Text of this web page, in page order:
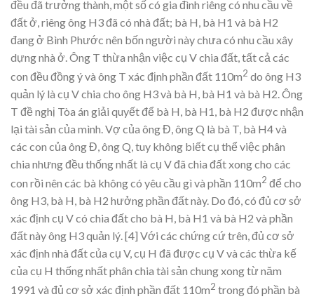
đều đã trưởng thành, một số có gia đình riêng có nhu cầu về
đất ở, riêng ông H3 đã có nhà đất; bà H, bà H1 và bà H2
đang ở Bình Phước nên bốn người này chưa có nhu cầu xây
dựng nhà ở. Ông T thừa nhận việc cụ V chia đất, tất cả các
con đều đồng ý và ông T xác định phần đất 110m2 do ông H3
quản lý là cụ V chia cho ông H3 và bà H, bà H1 và bà H2. Ông
T đề nghị Tòa án giải quyết để bà H, bà H1, bà H2 được nhận
lại tài sản của mình. Vợ của ông Đ, ông Q là bà T, bà H4 và
các con của ông Đ, ông Q, tuy không biết cụ thể việc phân
chia nhưng đều thống nhất là cụ V đã chia đất xong cho các
con rồi nên các bà không có yêu cầu gì và phần 110m2 để cho
ông H3, bà H, bà H2 hưởng phần đất này. Do đó, có đủ cơ sở
xác định cụ V có chia đất cho bà H, bà H1 và bà H2 và phần
đất này ông H3 quản lý.[4] Với các chứng cứ trên, đủ cơ sở
xác định nhà đất của cụ V, cụ H đã được cụ V và các thừa kế
của cụ H thống nhất phân chia tài sản chung xong từ năm
1991 và đủ cơ sở xác định phần đất 110m2 trong đó phần bà